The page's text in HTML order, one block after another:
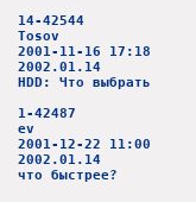
14-42544
Tosov
2001-11-16 17:18
2002.01.14
HDD: Что выбрать
1-42487
ev
2001-12-22 11:00
2002.01.14
что быстрее?